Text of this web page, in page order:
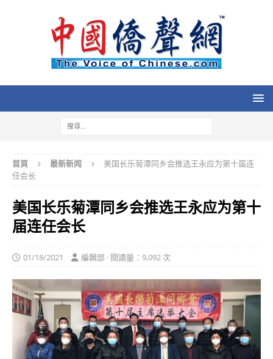
首頁 最新新闻
美国长乐菊潭同乡会推选王永应为第十届连
任会长
美国长乐菊潭同乡会推选王永应为第十
届连任会长
01/18/2021 編輯部 · 閱讀量：9,092 次